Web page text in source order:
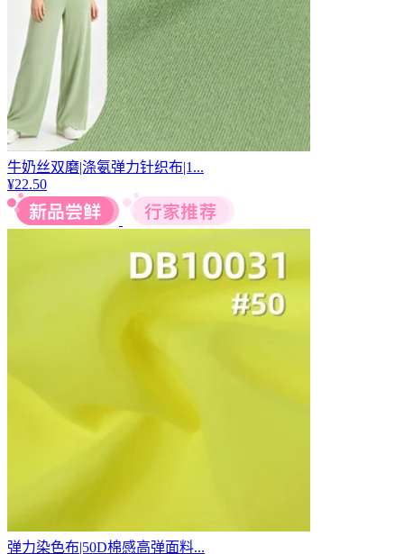
牛奶丝双磨|涤氨弹力针织布|1...
¥22.50
弹力染色布|50D棉感高弹面料...